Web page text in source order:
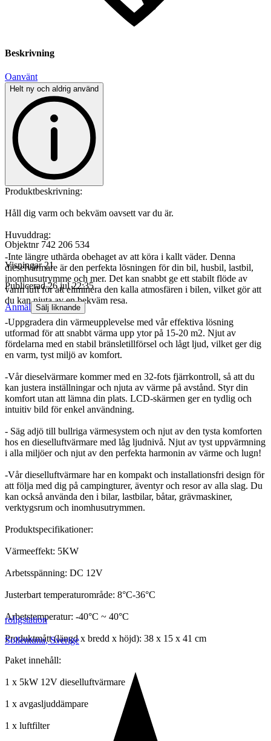
Beskrivning
Oanvänt
Helt ny och aldrig använd
Produktbeskrivning:
Håll dig varm och bekväm oavsett var du är.
Huvuddrag:
-Inte längre uthärda obehaget av att köra i kallt väder. Denna
dieselvärmare är den perfekta lösningen för din bil, husbil, lastbil,
inomhusutrymme och mer. Det kan snabbt ge ett stabilt flöde av
varm luft för att eliminera den kalla atmosfären i bilen, vilket gör att
du kan njuta av en bekväm resa.
-Uppgradera din värmeupplevelse med vår effektiva lösning
utformad för att snabbt värma upp ytor på 15-20 m2. Njut av
fördelarna med en stabil bränsletillförsel och lågt ljud, vilket ger dig
en varm, tyst miljö av komfort.
-Vår dieselvärmare kommer med en 32-fots fjärrkontroll, så att du
kan justera inställningar och njuta av värme på avstånd. Styr din
komfort utan att lämna din plats. LCD-skärmen ger en tydlig och
intuitiv bild för enkel användning.
- Säg adjö till bullriga värmesystem och njut av den tysta komforten
hos en dieselluftvärmare med låg ljudnivå. Njut av tyst uppvärmning
i alla miljöer och njut av den perfekta harmonin av värme och lugn!
-Vår dieselluftvärmare har en kompakt och installationsfri design för
att följa med dig på campingturer, äventyr och resor av alla slag. Du
kan också använda den i bilar, lastbilar, båtar, grävmaskiner,
verktygsrum och inomhusutrymmen.
Produktspecifikationer:
Värmeeffekt: 5KW
Arbetsspänning: DC 12V
Justerbart temperaturområde: 8°C-36°C
Arbetstemperatur: -40°C ~ 40°C
Produktmått (längd x bredd x höjd): 38 x 15 x 41 cm
Paket innehåll:
1 x 5kW 12V dieselluftvärmare
1 x avgasljuddämpare
1 x luftfilter
Objektnr 742 206 534
Visningar 21
Publicerad 26 jul 22:35
Anmäl Sälj liknande
roligstation
Sollentuna,Sverige